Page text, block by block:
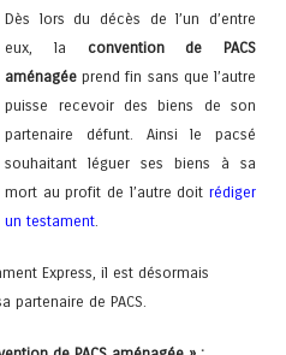
Dès lors du décès de l’un d’entre
eux, la convention de PACS
aménagée prend fin sans que l’autre
puisse recevoir des biens de son
partenaire défunt. Ainsi le pacsé
souhaitant léguer ses biens à sa
mort au profit de l’autre doit rédiger
un testament
Express, il est désormais
de PACS.